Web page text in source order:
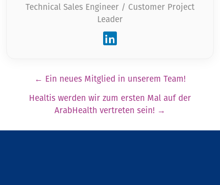
Technical Sales Engineer / Customer Project
Leader
← Ein neues Mitglied in unserem Team!
Healtis werden wir zum ersten Mal auf der
ArabHealth vertreten sein! →